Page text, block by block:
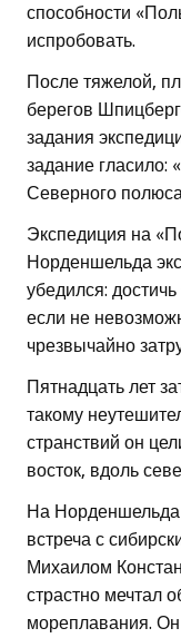
способности
испробовать.
После тяжелой,
берегов
задания
задание гласило:
Северного
Экспедиция на
Норденшельда
убедился:
если не
чрезвычайно
Пятнадцать лет
такому
странствий он
восток, вдоль
На Норденшельда
встреча с
Михаилом
страстно мечтал
мореплавания.